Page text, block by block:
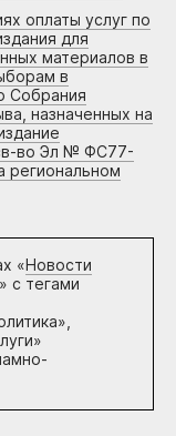
оплаты услуг по
для
материалов в
в
Собрания
назначенных на
во Эл № ФС77-
региональном
«Новости
» с тегами